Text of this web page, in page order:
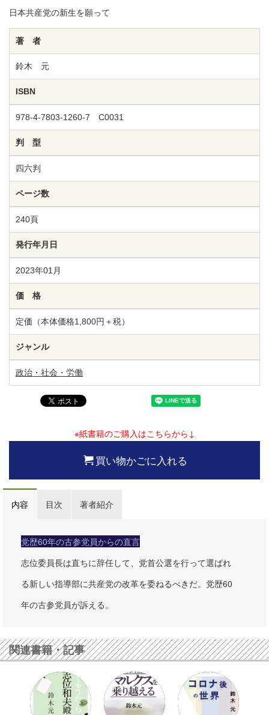
日本共産党の新生を願って
著 者
鈴木 元
ISBN
978-4-7803-1260-7 C0031
判 型
四六判
ページ数
240頁
発行年月日
2023年01月
価 格
定価（本体価格1,800円＋税）
ジャンル
政治・社会・労働
※紙書籍のご購入はこちらから↓
買い物かごに入れる
内容 目次 著者紹介
党歴60年の古参党員からの直言
志位委員長は直ちに辞任して、党首公選を行って選ばれ
る新しい指導部に共産党の改革を委ねるべきだ。党歴60
年の古参党員が訴える。
関連書籍・記事